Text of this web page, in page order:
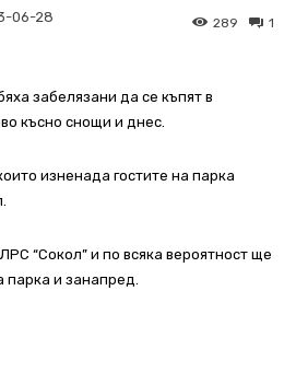
06-28 1
289
забелязани да се къпят в
късно снощи и днес.
изненада гостите на парка
“Сокол” и по всяка вероятност ще
парка и занапред.